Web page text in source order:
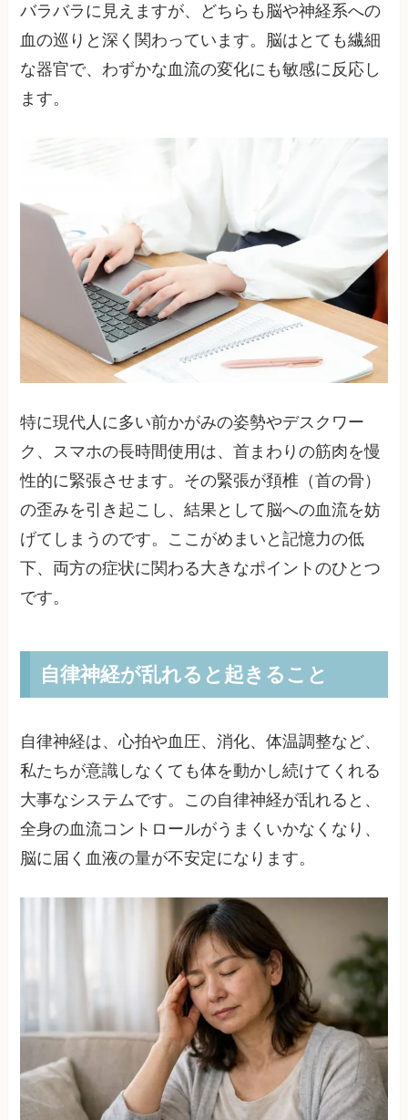
バラバラに見えますが、どちらも脳や神経系への
血の巡りと深く関わっています。脳はとても繊細
な器官で、わずかな血流の変化にも敏感に反応し
ます。
特に現代人に多い前かがみの姿勢やデスクワー
ク、スマホの長時間使用は、首まわりの筋肉を慢
性的に緊張させます。その緊張が頚椎（首の骨）
の歪みを引き起こし、結果として脳への血流を妨
げてしまうのです。ここがめまいと記憶力の低
下、両方の症状に関わる大きなポイントのひとつ
です。
自律神経が乱れると起きること
自律神経は、心拍や血圧、消化、体温調整など、
私たちが意識しなくても体を動かし続けてくれる
大事なシステムです。この自律神経が乱れると、
全身の血流コントロールがうまくいかなくなり、
脳に届く血液の量が不安定になります。